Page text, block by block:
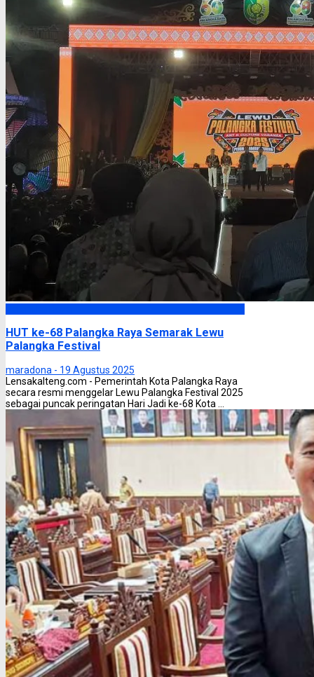
HUT ke-68 Palangka Raya Semarak Lewu
Palangka Festival
maradona - 19 Agustus 2025
Lensakalteng.com - Pemerintah Kota Palangka Raya
secara resmi menggelar Lewu Palangka Festival 2025
sebagai puncak peringatan Hari Jadi ke-68 Kota ...